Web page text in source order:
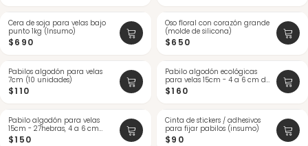
NUEVO
Cera de soja para velas bajo
punto 1kg (Insumo)
$690
NUEVO
Oso floral con corazón grande
(molde de silicona)
$650
NUEVO
Pabilos algodón para velas
7cm (10 unidades)
$110
NUEVO
Pabilo algodón ecológicas
para velas 15cm - 4 a 6 cm de
q...
$160
NUEVO
Pabilo algodón para velas
15cm - 27hebras, 4 a 6 cm
quema...
$150
Cinta de stickers / adhesivos
para fijar pabilos (insumo)
$90